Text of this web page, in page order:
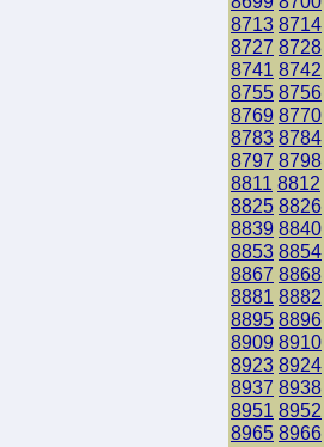
8713 8714
8727 8728
8741 8742
8755 8756
8769 8770
8783 8784
8797 8798
8811 8812
8825 8826
8839 8840
8853 8854
8867 8868
8881 8882
8895 8896
8909 8910
8923 8924
8937 8938
8951 8952
8965 8966